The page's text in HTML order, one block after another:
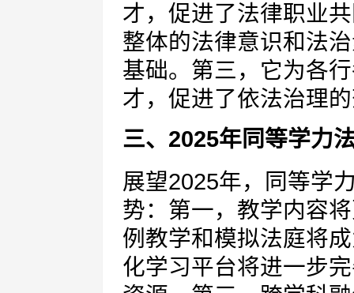
才，促进了法律职业
整体的法律意识和法
基础。第三，它为各
才，促进了依法治理
三、2025年同等学力
展望2025年，同等学
势：第一，教学内容
例教学和模拟法庭将
化学习平台将进一步